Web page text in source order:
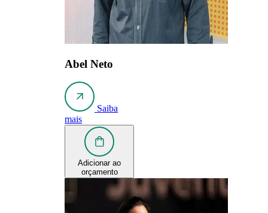
Abel Neto
Saiba
mais
Adicionar ao
orçamento